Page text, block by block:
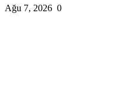
Ağu 7, 2026 0